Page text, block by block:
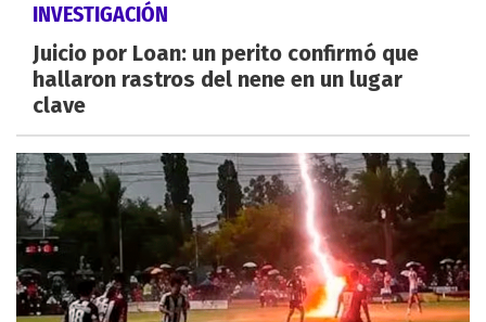
INVESTIGACIÓN
Juicio por Loan: un perito confirmó que
hallaron rastros del nene en un lugar
clave